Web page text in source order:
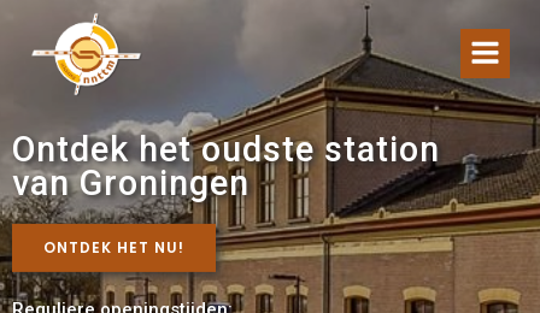
inhoud
springen
Ontdek het oudste station
van Groningen
ONTDEK HET NU!